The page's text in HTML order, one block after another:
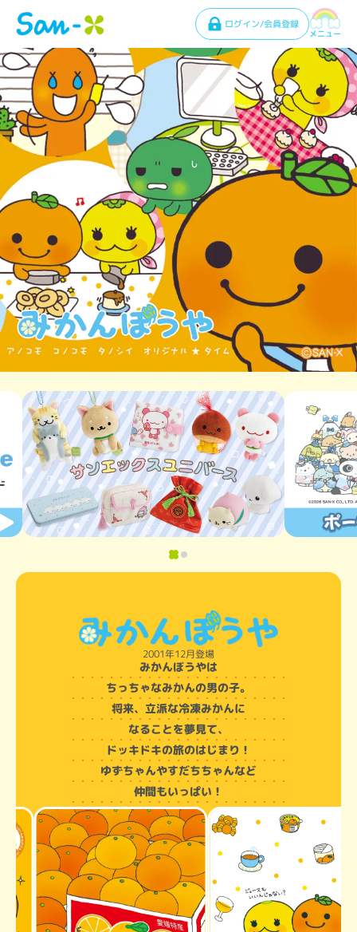
ログイン/会員登録
メニュー
2001年12月登場
みかんぼうやは
ちっちゃなみかんの男の子。
将来、立派な冷凍みかんに
なることを夢見て、
ドッキドキの旅のはじまり！
ゆずちゃんやすだちちゃんなど
仲間もいっぱい！